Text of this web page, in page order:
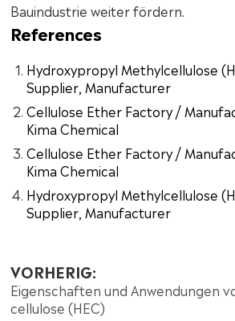
Bauindustrie weiter fördern.
References
Hydroxypropyl Methylcellulose
Supplier, Manufacturer
Cellulose Ether Factory /
Kima Chemical
Cellulose Ether Factory /
Kima Chemical
Hydroxypropyl Methylcellulose
Supplier, Manufacturer
VORHERIG:
Eigenschaften und Anwendungen
cellulose (HEC)